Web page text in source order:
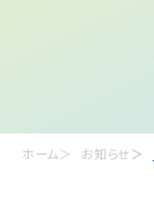
ホーム お知らせ